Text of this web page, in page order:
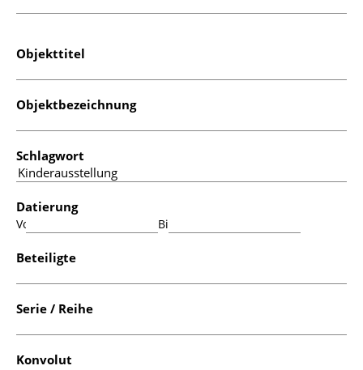
Objekttitel
Objektbezeichnung
Schlagwort
Datierung
Von: Bis:
Beteiligte
Serie / Reihe
Konvolut